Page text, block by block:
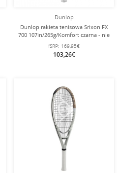
Dunlop
Dunlop rakieta tenisowa Srixon FX
700 107in/265g/Komfort czarna - nie
naciągnięta -
fSRP: 169,95€
103,26€